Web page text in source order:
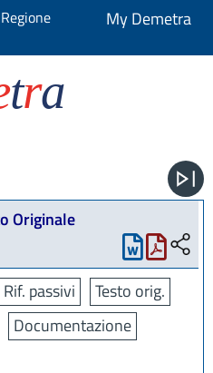
My Demetra
tra
Originale
Rif. passivi
Testo orig.
Documentazione